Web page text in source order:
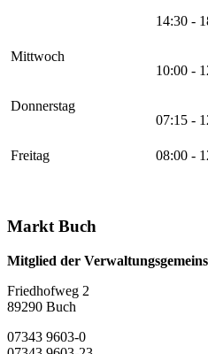
14:30 -
Mittwoch
10:00 -
Donnerstag
07:15 -
Freitag 08:00 -
Markt Buch
Mitglied der
Friedhofweg 2
89290 Buch
07343 9603-0